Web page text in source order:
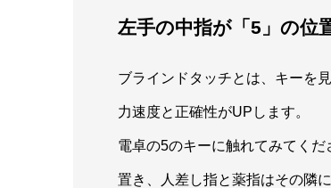
左手の中指が「5」の位
ブラインドタッチとは、キーを
力速度と正確性がUPします。
電卓の5のキーに触れてみてく
置き、人差し指と薬指はその隣